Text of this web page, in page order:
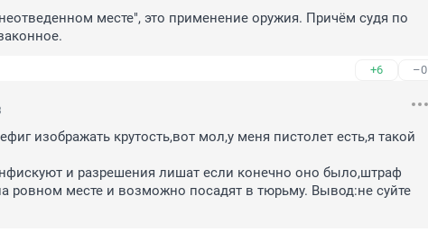
месте", это применение оружия. Причём судя по
+6 –0
изображать крутость,вот мол,у меня пистолет есть,я такой
и разрешения лишат если конечно оно было,штраф
ровном месте и возможно посадят в тюрьму. Вывод:не суйте